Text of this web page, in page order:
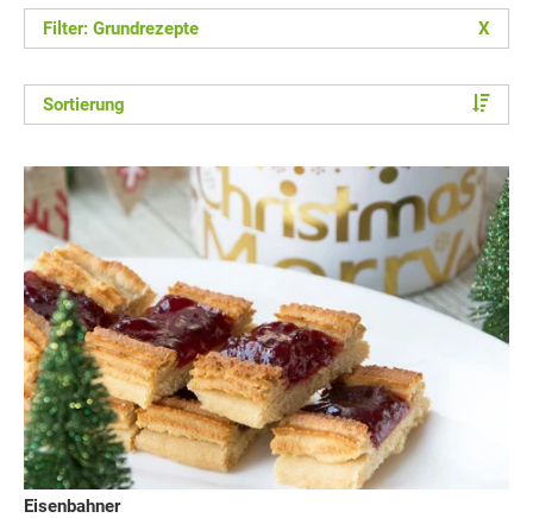
Filter: Grundrezepte X
Sortierung
Eisenbahner